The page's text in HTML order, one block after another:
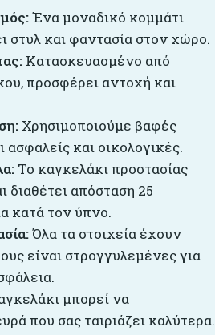
Ένα μοναδικό κομμάτι
στυλ και φαντασία στον χώρο.
Κατασκευασμένο από
προσφέρει αντοχή και
Χρησιμοποιούμε βαφές
και οικολογικές.
Το καγκελάκι προστασίας
διαθέτει απόσταση 25
κατά τον ύπνο.
Όλα τα στοιχεία έχουν
είναι στρογγυλεμένες για
μπορεί να
που σας ταιριάζει καλύτερα.